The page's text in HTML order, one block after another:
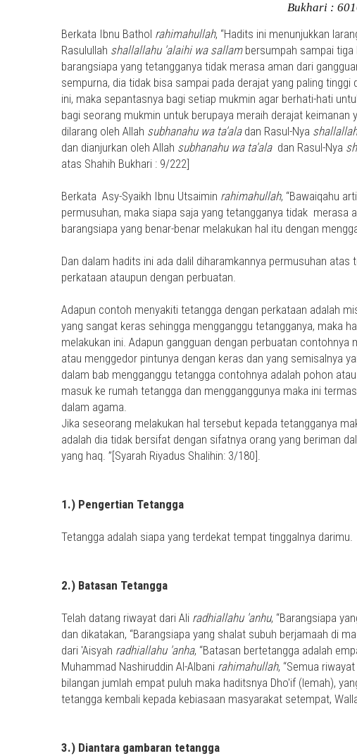
Bukhari :
Berkata Ibnu Bathol rahimahullah, “Hadits ini menunjukkan
Rasulullah shallallahu 'alaihi wa sallam bersumpah sampai tiga
barangsiapa yang tetangganya tidak merasa aman dari
sempurna, dia tidak bisa sampai pada derajat yang paling
ini, maka sepantasnya bagi setiap mukmin agar berhati-hati
bagi seorang mukmin untuk berupaya meraih derajat keimanan
dilarang oleh Allah subhanahu wa ta'ala dan Rasul-Nya
dan dianjurkan oleh Allah subhanahu wa ta'ala dan Rasul-Nya
atas Shahih Bukhari : 9/222]
Berkata Asy-Syaikh Ibnu Utsaimin rahimahullah, “Bawaiqahu
permusuhan, maka siapa saja yang tetangganya tidak merasa
barangsiapa yang benar-benar melakukan hal itu dengan
Dan dalam hadits ini ada dalil diharamkannya permusuhan
perkataan ataupun dengan perbuatan.
Adapun contoh menyakiti tetangga dengan perkataan adalah
yang sangat keras sehingga mengganggu tetangganya, maka
melakukan ini. Adapun gangguan dengan perbuatan
atau menggedor pintunya dengan keras dan yang semisalnya
dalam bab mengganggu tetangga contohnya adalah pohon
masuk ke rumah tetangga dan mengganggunya maka ini
dalam agama.
Jika seseorang melakukan hal tersebut kepada tetangganya
adalah dia tidak bersifat dengan sifatnya orang yang beriman
yang haq. ”[Syarah Riyadus Shalihin: 3/180].
1.) Pengertian Tetangga
Tetangga adalah siapa yang terdekat tempat tinggalnya darimu.
2.) Batasan Tetangga
Telah datang riwayat dari Ali radhiallahu 'anhu, “Barangsiapa
dan dikatakan, “Barangsiapa yang shalat subuh berjamaah di
dari 'Aisyah radhiallahu 'anha, “Batasan bertetangga adalah
Muhammad Nashiruddin Al-Albani rahimahullah, “Semua
bilangan jumlah empat puluh maka haditsnya Dho'if (lemah),
tetangga kembali kepada kebiasaan masyarakat setempat,
3.) Diantara gambaran tetangga